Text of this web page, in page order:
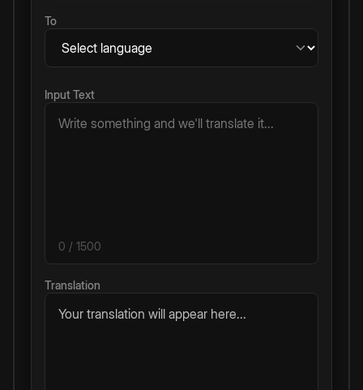
To
Input Text
0 / 1500
Translation
Your translation will appear here...